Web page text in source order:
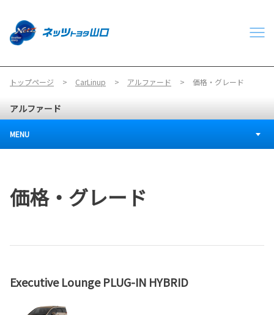
トップページ CarLinup アルファード 価格・グレード
アルファード
MENU
価格・グレード
Executive Lounge PLUG-IN HYBRID